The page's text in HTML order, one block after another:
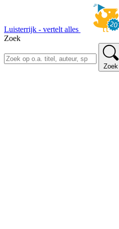
Luisterrijk - vertelt alles
Zoek
Zoek